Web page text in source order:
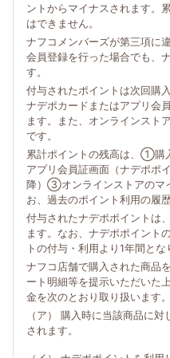
ントからマイナスされます。
はできません。
ナフコメンバーズが第三項に
会員登録を行った場合でも、
す。
付与されたポイントは次回購
ナデポカードまたはアプリ会
ます。また、オンラインスト
です。
累計ポイントの残高は、①
アプリ会員証画面（ナデポポ
降）③オンラインストアのマ
お、過去のポイント利用の履
付与されたナデポポイントは
ます。なお、ナデポポイント
トの付与・利用より1年間とな
ナフコ店舗で購入された商品
ート明細等を提示いただいた
金を次のとおり取り扱います。
（ア） 購入時に当該商品に
されます。